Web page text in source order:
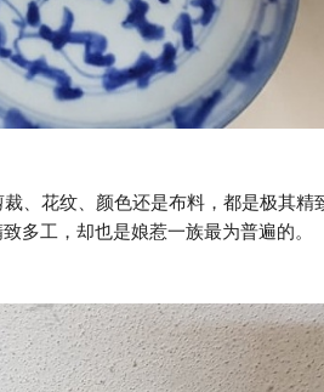
、花纹、颜色还是布料，都是极其精
多工，却也是娘惹一族最为普遍的。